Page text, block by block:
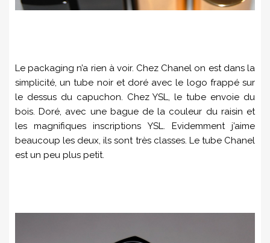
Le packaging n’a rien à voir. Chez Chanel on est dans la
simplicité, un tube noir et doré avec le logo frappé sur
le dessus du capuchon. Chez YSL, le tube envoie du
bois. Doré, avec une bague de la couleur du raisin et
les magnifiques inscriptions YSL. Evidemment j’aime
beaucoup les deux, ils sont très classes. Le tube Chanel
est un peu plus petit.